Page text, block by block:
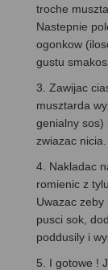
troche
Nastepnie
ogonkow
gustu
3. Zawijac
musztarda
genialny sos)
zwiazac nicia.
4. Nakladac
romienic z
Uwazac
pusci sok,
poddusily i
5. I gotowe !